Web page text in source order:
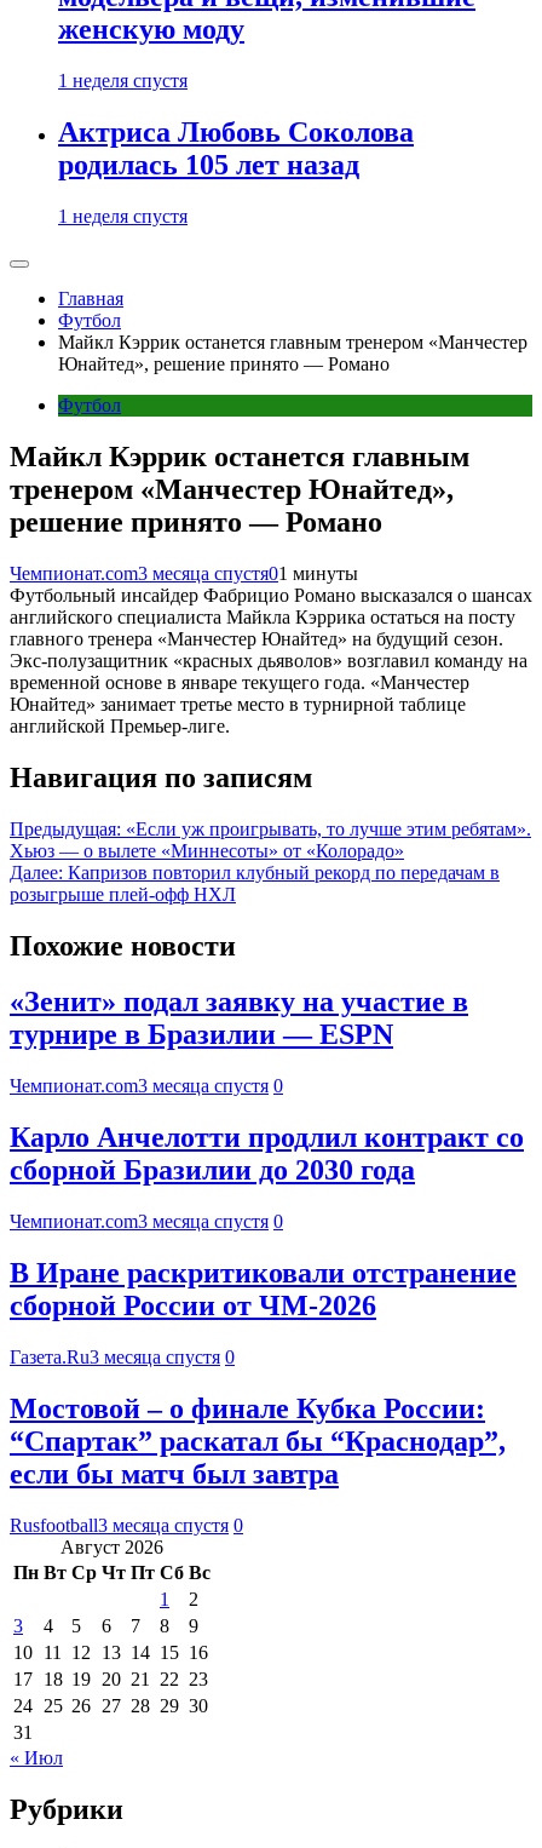
женскую моду
1 неделя спустя
Актриса Любовь Соколова
родилась 105 лет назад
1 неделя спустя
Главная
Футбол
Майкл Кэррик останется главным тренером «Манчестер
Юнайтед», решение принято — Романо
Футбол
Майкл Кэррик останется главным
тренером «Манчестер Юнайтед»,
решение принято — Романо
Чемпионат.com3 месяца спустя01 минуты
Футбольный инсайдер Фабрицио Романо высказался о шансах
английского специалиста Майкла Кэррика остаться на посту
главного тренера «Манчестер Юнайтед» на будущий сезон.
Экс-полузащитник «красных дьяволов» возглавил команду на
временной основе в январе текущего года. «Манчестер
Юнайтед» занимает третье место в турнирной таблице
английской Премьер-лиге.
Навигация по записям
Предыдущая: «Если уж проигрывать, то лучше этим ребятам».
Хьюз — о вылете «Миннесоты» от «Колорадо»
Далее: Капризов повторил клубный рекорд по передачам в
розыгрыше плей-офф НХЛ
Похожие новости
«Зенит» подал заявку на участие в
турнире в Бразилии — ESPN
Чемпионат.com3 месяца спустя 0
Карло Анчелотти продлил контракт со
сборной Бразилии до 2030 года
Чемпионат.com3 месяца спустя 0
В Иране раскритиковали отстранение
сборной России от ЧМ-2026
Газета.Ru3 месяца спустя 0
Мостовой – о финале Кубка России:
“Спартак” раскатал бы “Краснодар”,
если бы матч был завтра
Rusfootball3 месяца спустя 0
Август 2026
Пн Вт Ср Чт Пт Сб Вс
1
2
3
4 5 6 7 8
9
10 11 12 13 14 15 16
17 18 19 20 21 22 23
24 25 26 27 28 29 30
31
« Июл
Рубрики